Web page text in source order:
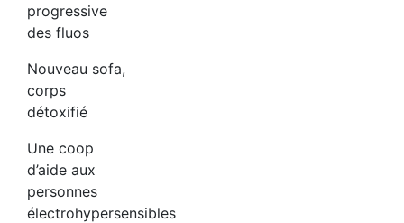
progressive
des fluos
Nouveau sofa,
corps
détoxifié
Une coop
d’aide aux
personnes
électrohypersensibles